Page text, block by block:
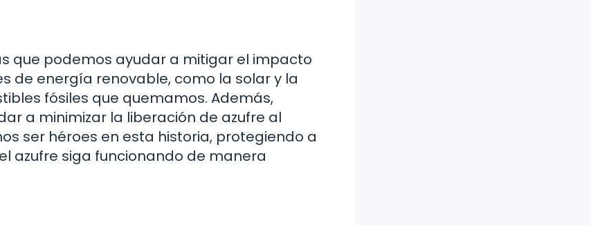
que podemos ayudar a mitigar el impacto
de energía renovable, como la solar y la
fósiles que quemamos. Además,
a minimizar la liberación de azufre al
ser héroes en esta historia, protegiendo a
azufre siga funcionando de manera